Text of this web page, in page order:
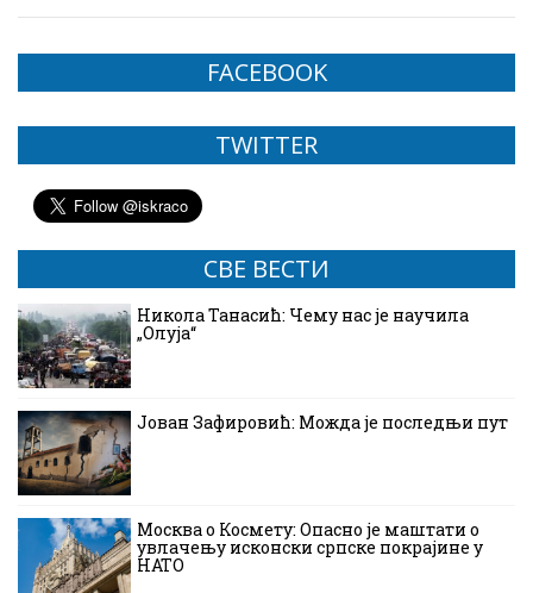
FACEBOOK
TWITTER
СВЕ ВЕСТИ
Никола Танасић: Чему нас је научила
„Олуја“
Јован Зафировић: Можда је последњи пут
Москва о Космету: Опасно је маштати о
увлачењу исконски српске покрајине у
НАТО